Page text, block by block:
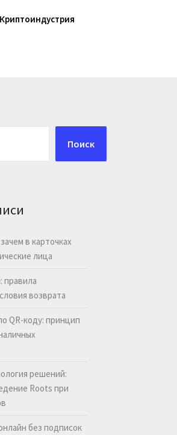
Криптоиндустрия
Поиск
в карточках
лица
правила
возврата
QR-коду: принцип
решений:
Roots при
без подписок